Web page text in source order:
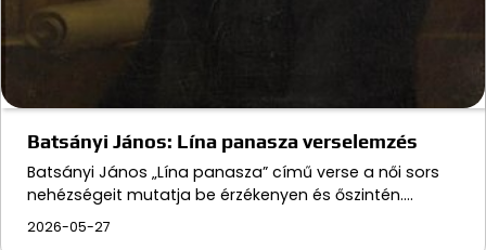
Batsányi János: Lína panasza verselemzés
Batsányi János „Lína panasza” című verse a női sors
nehézségeit mutatja be érzékenyen és őszintén.…
2026-05-27